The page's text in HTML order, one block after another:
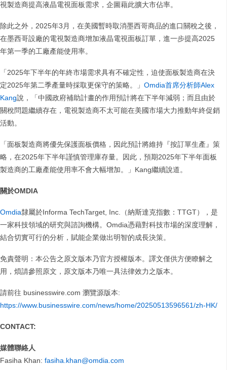
視製造商提高液晶電視面板需求，企圖藉此擴大市佔率。
除此之外，2025年3月，在美國暫時取消墨西哥商品的進口關稅之後，
在墨西哥設廠的電視製造商增加液晶電視面板訂單，進一步提高2025
年第一季的工廠產能使用率。
「2025年下半年的年終市場需求具有不確定性，迫使面板製造商在決
定2025年第二季產量時採取更保守的策略。」 Omdia首席分析師Alex
Kang說，「中國政府補助計畫的作用預計將在下半年減弱；而且由於
關稅問題繼續存在，電視製造商不太可能在美國市場大力推動年終促銷
活動。
「面板製造商將優先保護面板價格，因此預計將維持『按訂單生產』策
略，在2025年下半年謹慎管理庫存量。因此，預期2025年下半年面板
製造商的工廠產能使用率不會大幅增加。」Kang繼續說道。
關於OMDIA
Omdia隸屬於Informa TechTarget, Inc.（納斯達克指數：TTGT），是
一家科技領域的研究與諮詢機構。Omdia憑藉對科技市場的深度理解，
結合切實可行的分析，賦能企業做出明智的成長決策。
免責聲明：本公告之原文版本乃官方授權版本。譯文僅供方便瞭解之
用，煩請參照原文，原文版本乃唯一具法律效力之版本。
請前往 businesswire.com 瀏覽源版本:
https://www.businesswire.com/news/home/20250513596561/zh-HK/
CONTACT:
媒體聯絡人
Fasiha Khan: fasiha.khan@omdia.com